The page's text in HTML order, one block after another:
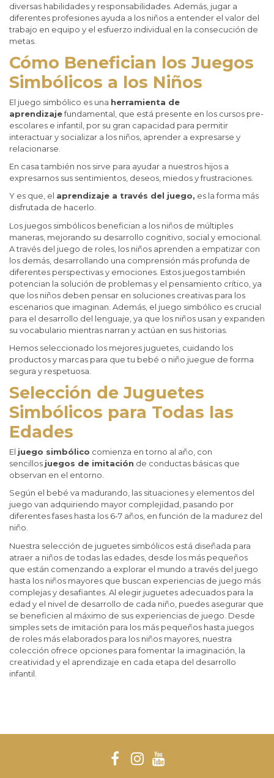
diversas habilidades y responsabilidades. Además, jugar a
diferentes profesiones ayuda a los niños a entender el valor del
trabajo en equipo y el esfuerzo individual en la consecución de
metas.
Cómo Benefician los Juegos
Simbólicos a los Niños
El juego simbólico es una herramienta de
aprendizajefundamental, que está presente en los cursos pre-
escolares e infantil, por su gran capacidad para permitir
interactuar y socializar a los niños, aprender a expresarse y
relacionarse.
En casa también nos sirve para ayudar a nuestros hijos a
expresarnos sus sentimientos, deseos, miedos y frustraciones.
Y es que, el aprendizaje a través del juego, es la forma más
disfrutada de hacerlo.
Los juegos simbólicos benefician a los niños de múltiples
maneras, mejorando su desarrollo cognitivo, social y emocional.
A través del juego de roles, los niños aprenden a empatizar con
los demás, desarrollando una comprensión más profunda de
diferentes perspectivas y emociones. Estos juegos también
potencian la solución de problemas y el pensamiento crítico, ya
que los niños deben pensar en soluciones creativas para los
escenarios que imaginan. Además, el juego simbólico es crucial
para el desarrollo del lenguaje, ya que los niños usan y expanden
su vocabulario mientras narran y actúan en sus historias.
Hemos seleccionado los mejores juguetes, cuidando los
productos y marcas para que tu bebé o niño juegue de forma
segura y respetuosa.
Selección de Juguetes
Simbólicos para Todas las
Edades​
El juego simbólico comienza en torno al año, con
sencillos juegos de imitación de conductas básicas que
observan en el entorno.
Según el bebé va madurando, las situaciones y elementos del
juego van adquiriendo mayor complejidad, pasando por
diferentes fases hasta los 6-7 años, en función de la madurez del
niño.
Nuestra selección de juguetes simbólicos está diseñada para
atraer a niños de todas las edades, desde los más pequeños
que están comenzando a explorar el mundo a través del juego
hasta los niños mayores que buscan experiencias de juego más
complejas y desafiantes. Al elegir juguetes adecuados para la
edad y el nivel de desarrollo de cada niño, puedes asegurar que
se beneficien al máximo de sus experiencias de juego. Desde
simples sets de imitación para los más pequeños hasta juegos
de roles más elaborados para los niños mayores, nuestra
colección ofrece opciones para fomentar la imaginación, la
creatividad y el aprendizaje en cada etapa del desarrollo
infantil.